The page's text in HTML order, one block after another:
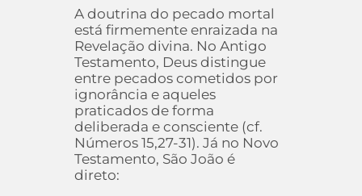
A doutrina do pecado mortal
está firmemente enraizada na
Revelação divina. No Antigo
Testamento, Deus distingue
entre pecados cometidos por
ignorância e aqueles
praticados de forma
deliberada e consciente (cf.
Números 15,27-31). Já no Novo
Testamento, São João é
direto: